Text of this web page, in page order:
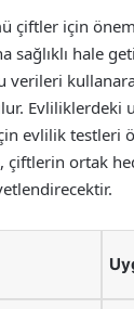
çiftler için
sağlıklı hale
verileri
Evliliklerdeki
evlilik testleri
çiftlerin ortak